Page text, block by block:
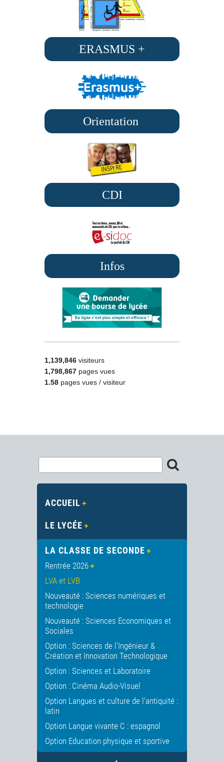
ACCUEIL
LE LYCÉE
LA CLASSE DE SECONDE
Rentrée 2026
LVA et LVB
Nouveauté : Sciences numériques et
technologie
Nouveauté : Sciences Economiques et
Sociales
Option : Sciences de l'Ingénieur &
Création et Innovation Technologique
Option : Sciences et Laboratoire
Option : Cinéma Audio-Visuel
Option Langues et culture de l'antiquité :
latin
Option Langue vivante C : espagnol
Option Education physique et sportive
ERASMUS +
Orientation
CDI
Infos
1,139,846 visiteurs
1,798,867 pages vues
1.58 pages vues / visiteur